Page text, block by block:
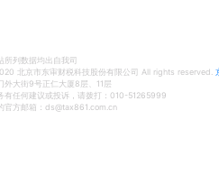
所列数据均出自我司
北京市东审财税科技股份有限公司 All rights reserved.
外大街9号正仁大厦8层、11层
有任何建议或投诉，请拨打：010-51265999
官方邮箱：ds@tax861.com.cn